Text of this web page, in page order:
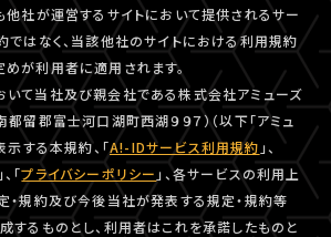
他社が運営するサイトにおいて提供されるサー
ではなく、当該他社のサイトにおける利用規約
が利用者に適用されます。
いて当社及び親会社である株式会社アミューズ
都留郡富士河口湖町西湖９９７）（以下「アミュ
示する本規約、「A!-IDサービス利用規約 」、
」、「プライバシーポリシー 」、各サービスの利用上
・規約及び今後当社が発表する規定・規約等
するものとし、利用者はこれを承諾したものと